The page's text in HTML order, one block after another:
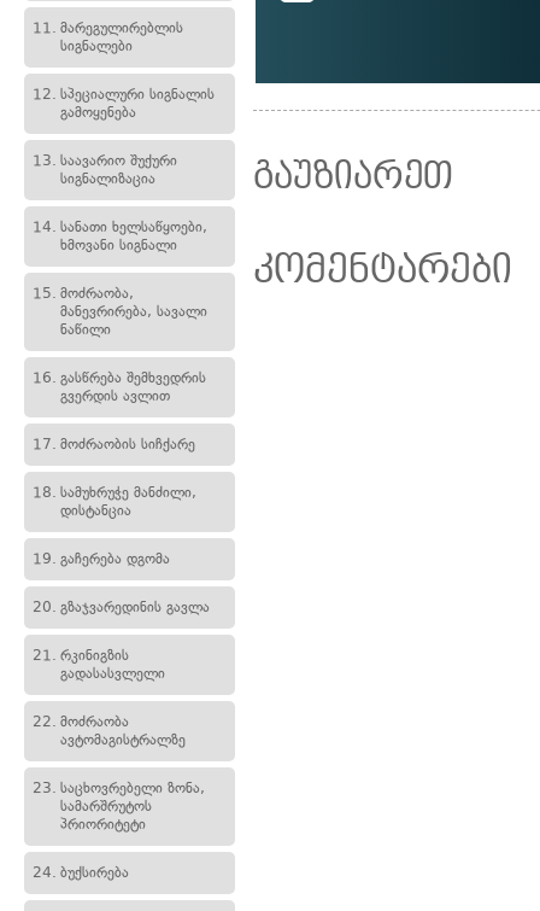
11. მარეგულირებლის
სიგნალები
12. სპეციალური სიგნალის
გამოყენება
13. საავარიო შუქური
სიგნალიზაცია
14. სანათი ხელსაწყოები,
ხმოვანი სიგნალი
15. მოძრაობა,
მანევრირება, სავალი
ნაწილი
16. გასწრება შემხვედრის
გვერდის ავლით
17. მოძრაობის სიჩქარე
18. სამუხრუჭე მანძილი,
დისტანცია
19. გაჩერება დგომა
20. გზაჯვარედინის გავლა
21. რკინიგზის
გადასასვლელი
22. მოძრაობა
ავტომაგისტრალზე
23. საცხოვრებელი ზონა,
სამარშრუტოს
პრიორიტეტი
24. ბუქსირება
გაუზიარეთ
კომენტარები